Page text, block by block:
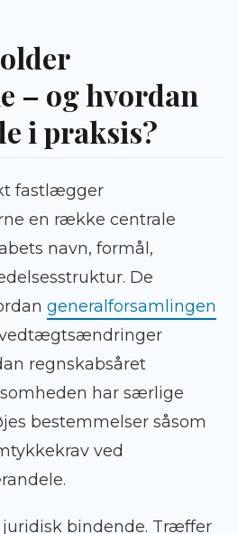
– og hvordan
i praksis?
fastlægger
en række centrale
navn, formål,
De
generalforsamlingen
vedtægtsændringer
regnskabsåret
har særlige
bestemmelser såsom
ved
juridisk bindende. Træffer